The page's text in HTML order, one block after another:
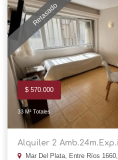
Retasado
$ 570.000
33 M² Totales
Alquiler 2
Mar Del Plata, Entre Ríos